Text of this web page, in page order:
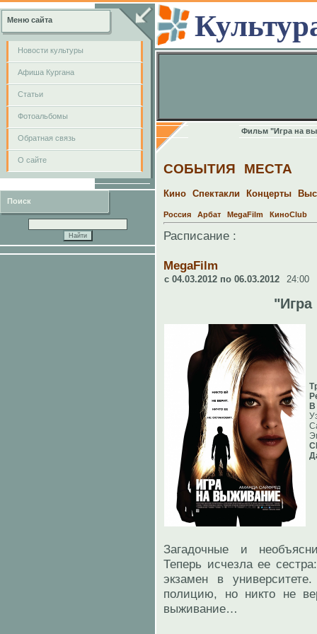
Меню сайта
Новости культуры
Афиша Кургана
Cтатьи
Фотоальбомы
Обратная связь
О сайте
Поиск
Фильм "Игра на
СОБЫТИЯ МЕСТА
Кино Спектакли Концерты
Россия Арбат MegaFilm КиноClub
Расписание :
MegaFilm
c 04.03.2012 по 06.03.2012 24:00
В
Загадочные и
Теперь исчезла ее
экзамен в
полицию, но никто не
выживание…